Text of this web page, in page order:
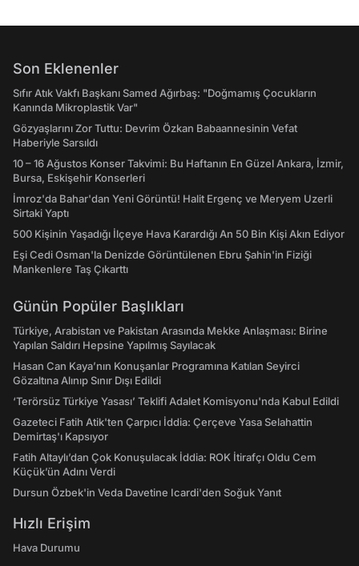
Son Eklenenler
Sıfır Atık Vakfı Başkanı Samed Ağırbaş: "Doğmamış Çocukların
Kanında Mikroplastik Var"
Gözyaşlarını Zor Tuttu: Devrim Özkan Babaannesinin Vefat
Haberiyle Sarsıldı
10 – 16 Ağustos Konser Takvimi: Bu Haftanın En Güzel Ankara, İzmir,
Bursa, Eskişehir Konserleri
İmroz'da Bahar'dan Yeni Görüntü! Halit Ergenç ve Meryem Uzerli
Sirtaki Yaptı
500 Kişinin Yaşadığı İlçeye Hava Karardığı An 50 Bin Kişi Akın Ediyor
Eşi Cedi Osman'la Denizde Görüntülenen Ebru Şahin'in Fiziği
Mankenlere Taş Çıkarttı
Günün Popüler Başlıkları
Türkiye, Arabistan ve Pakistan Arasında Mekke Anlaşması: Birine
Yapılan Saldırı Hepsine Yapılmış Sayılacak
Hasan Can Kaya’nın Konuşanlar Programına Katılan Seyirci
Gözaltına Alınıp Sınır Dışı Edildi
‘Terörsüz Türkiye Yasası’ Teklifi Adalet Komisyonu'nda Kabul Edildi
Gazeteci Fatih Atik'ten Çarpıcı İddia: Çerçeve Yasa Selahattin
Demirtaş'ı Kapsıyor
Fatih Altaylı’dan Çok Konuşulacak İddia: ROK İtirafçı Oldu Cem
Küçük’ün Adını Verdi
Dursun Özbek'in Veda Davetine Icardi'den Soğuk Yanıt
Hızlı Erişim
Hava Durumu